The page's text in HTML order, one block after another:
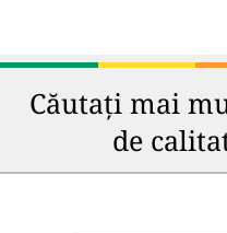
Căutați mai
de